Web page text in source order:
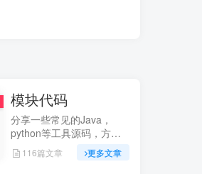
模块代码
分享一些常见的Java，
python等工具源码，方便
开发116篇文章 更多文章